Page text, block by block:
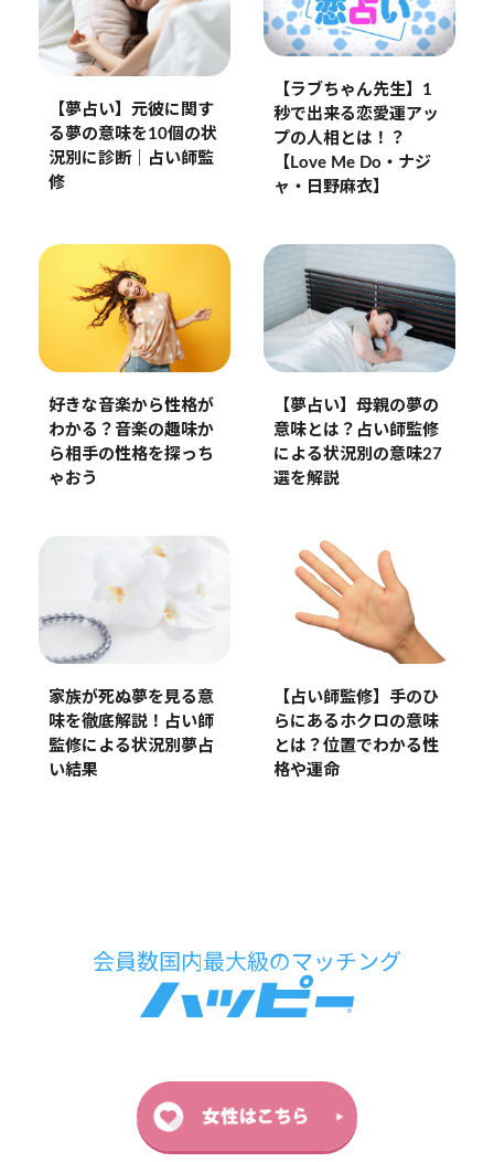
【夢占い】元彼に関す
る夢の意味を10個の状
況別に診断｜占い師監
修
【ラブちゃん先生】1
秒で出来る恋愛運アッ
プの人相とは！？
【Love Me Do・ナジ
ャ・日野麻衣】
好きな音楽から性格が
わかる？音楽の趣味か
ら相手の性格を探っち
ゃおう
【夢占い】母親の夢の
意味とは？占い師監修
による状況別の意味27
選を解説
家族が死ぬ夢を見る意
味を徹底解説！占い師
監修による状況別夢占
い結果
【占い師監修】手のひ
らにあるホクロの意味
とは？位置でわかる性
格や運命